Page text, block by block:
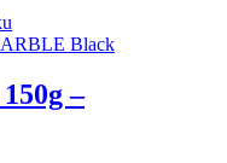
–